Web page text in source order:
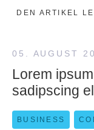
DEN ARTIKEL
05. AUGUST
Lorem
sadipscing
BUSINESS